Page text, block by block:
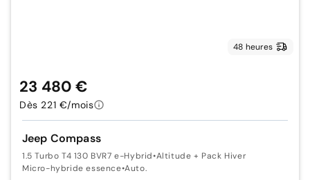
48 heures
Jeep Compass
1.5 Turbo T4 130 BVR7 e-Hybrid•Altitude + Pack Hiver
Micro-hybride essence•Auto.
23 480 €
Dès 221 €/mois